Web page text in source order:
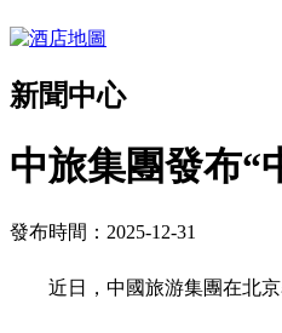
新聞中心
中旅集團發布“
發布時間：2025-12-31
近日，中國旅游集團在北